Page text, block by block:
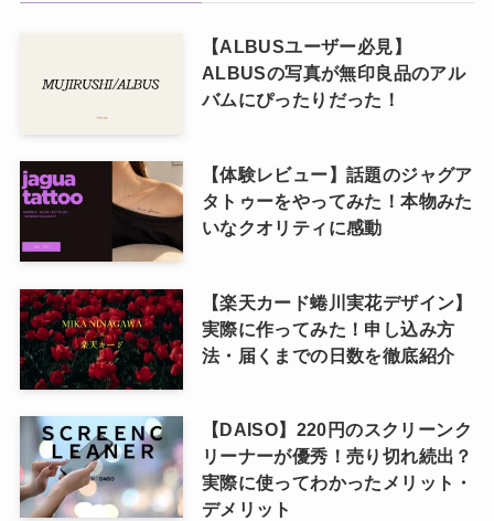
【ALBUSユーザー必見】
ALBUSの写真が無印良品のアル
バムにぴったりだった！
【体験レビュー】話題のジャグア
タトゥーをやってみた！本物みた
いなクオリティに感動
【楽天カード蜷川実花デザイン】
実際に作ってみた！申し込み方
法・届くまでの日数を徹底紹介
【DAISO】220円のスクリーンク
リーナーが優秀！売り切れ続出？
実際に使ってわかったメリット・
デメリット